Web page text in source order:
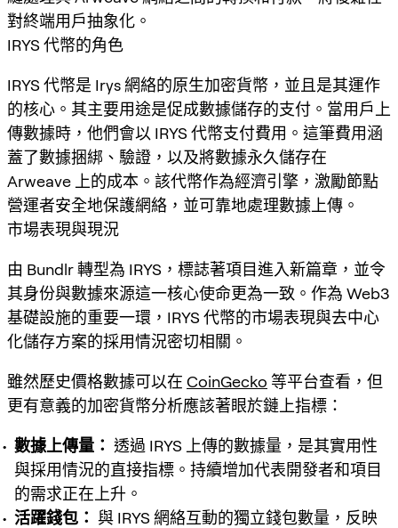
對終端用戶抽象化。
IRYS 代幣的角色
IRYS 代幣是 Irys 網絡的原生加密貨幣，並且是其運作
的核心。其主要用途是促成數據儲存的支付。當用戶上
傳數據時，他們會以 IRYS 代幣支付費用。這筆費用涵
蓋了數據捆綁、驗證，以及將數據永久儲存在
Arweave 上的成本。該代幣作為經濟引擎，激勵節點
營運者安全地保護網絡，並可靠地處理數據上傳。
市場表現與現況
由 Bundlr 轉型為 IRYS，標誌著項目進入新篇章，並令
其身份與數據來源這一核心使命更為一致。作為 Web3
基礎設施的重要一環，IRYS 代幣的市場表現與去中心
化儲存方案的採用情況密切相關。
雖然歷史價格數據可以在 CoinGecko 等平台查看，但
更有意義的加密貨幣分析應該著眼於鏈上指標：
數據上傳量： 透過 IRYS 上傳的數據量，是其實用性
與採用情況的直接指標。持續增加代表開發者和項目
的需求正在上升。
活躍錢包： 與 IRYS 網絡互動的獨立錢包數量，反映